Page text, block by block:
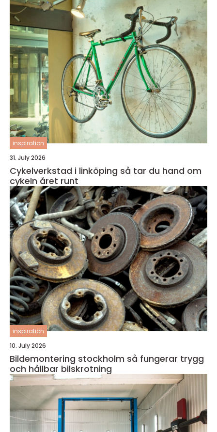
inspiration
31. July 2026
Cykelverkstad i linköping så tar du hand om
cykeln året runt
inspiration
10. July 2026
Bildemontering stockholm så fungerar trygg
och hållbar bilskrotning